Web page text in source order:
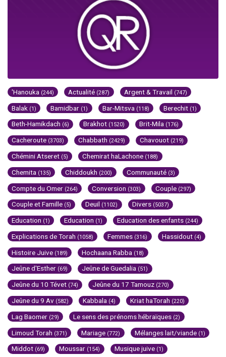
'Hanouka (244) Actualité (287) Argent & Travail (747)
Balak (1) Bamidbar (1) Bar-Mitsva (118) Berechit (1)
Beth-Hamikdach (6) Brakhot (1520) Brit-Mila (176)
Cacheroute (3703) Chabbath (2429) Chavouot (219)
Chémini Atseret (5) Chemirat haLachone (188)
Chemita (135) Chiddoukh (200) Communauté (3)
Compte du Omer (264) Conversion (303) Couple (297)
Couple et Famille (5) Deuil (1102) Divers (5037)
Education (1) Education (1) Education des enfants (244)
Explications de Torah (1058) Femmes (316) Hassidout (4)
Histoire Juive (189) Hochaana Rabba (18)
Jeûne d'Esther (69) Jeûne de Guedalia (51)
Jeûne du 10 Tévet (74) Jeûne du 17 Tamouz (270)
Jeûne du 9 Av (582) Kabbala (4) Kriat haTorah (220)
Lag Baomer (29) Le sens des prénoms hébraïques (2)
Limoud Torah (371) Mariage (772) Mélanges lait/viande (1)
Middot (69) Moussar (154) Musique juive (1)